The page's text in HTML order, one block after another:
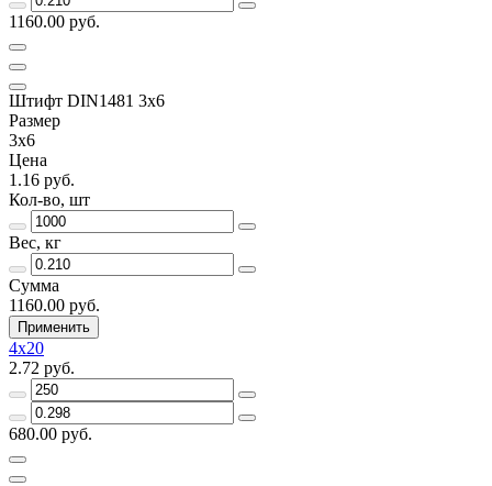
1160.00 руб.
Штифт DIN1481 3х6
Размер
3х6
Цена
1.16 руб.
Кол-во, шт
Вес, кг
Сумма
1160.00 руб.
Применить
4х20
2.72 руб.
680.00 руб.